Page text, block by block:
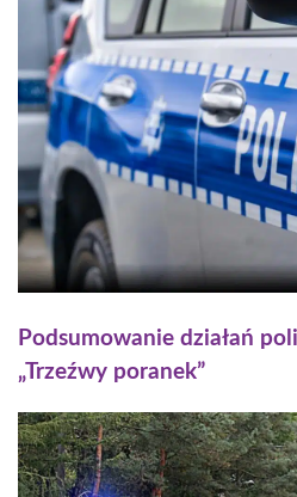
Podsumowanie działań
„Trzeźwy poranek”